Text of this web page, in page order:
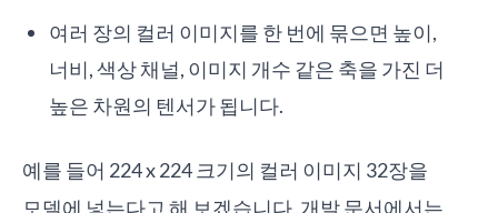
여러 장의 컬러 이미지를 한 번에 묶으면 높이,
너비, 색상 채널, 이미지 개수 같은 축을 가진 더
높은 차원의 텐서가 됩니다.
예를 들어 224 x 224 크기의 컬러 이미지 32장을
모델에 넣는다고 해 보겠습니다. 개발 문서에서는